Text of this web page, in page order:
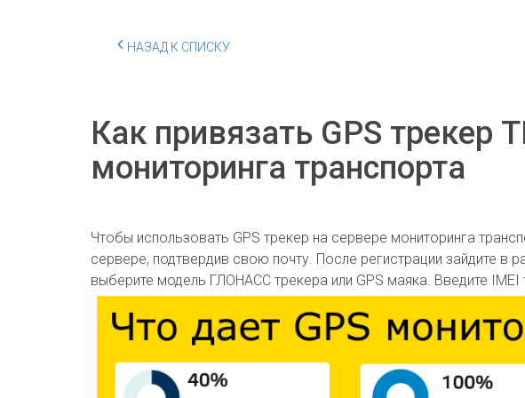
НАЗАД К СПИСКУ
Как привязать GPS трекер
мониторинга транспорта
Чтобы использовать GPS трекер на сервере мониторинга
сервере, подтвердив свою почту. После регистрации зайдите
выберите модель ГЛОНАСС трекера или GPS маяка. Введите IMEI